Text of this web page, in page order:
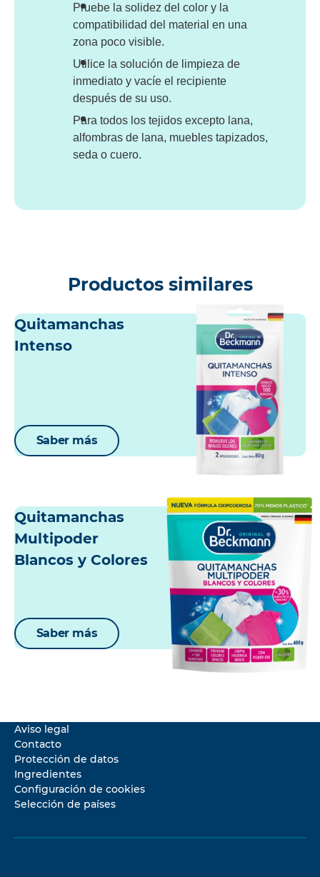
Pruebe la solidez del color y la
compatibilidad del material en una
zona poco visible.
Utilice la solución de limpieza de
inmediato y vacíe el recipiente
después de su uso.
Para todos los tejidos excepto lana,
alfombras de lana, muebles tapizados,
seda o cuero.
Productos similares
Quitamanchas
Intenso
Saber más
Quitamanchas
Multipoder
Blancos y Colores
Saber más
Aviso legal
Contacto
Protección de datos
Ingredientes
Configuración de cookies
Selección de países